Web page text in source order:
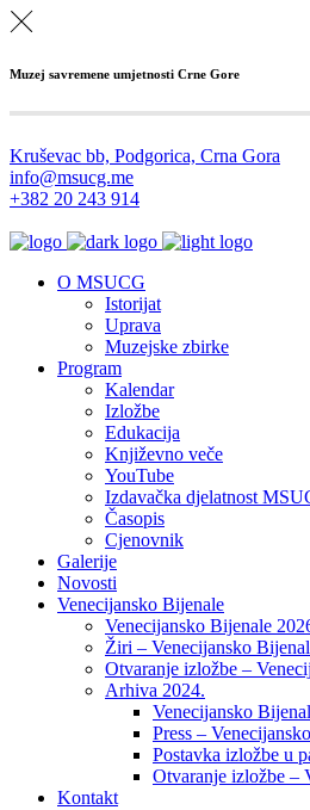
Muzej savremene umjetnosti Crne Gore
Kruševac bb, Podgorica, Crna Gora
info@msucg.me
+382 20 243 914
O MSUCG
Istorijat
Uprava
Muzejske zbirke
Program
Kalendar
Izložbe
Edukacija
Književno veče
YouTube
Izdavačka djelatnost
Časopis
Cjenovnik
Galerije
Novosti
Venecijansko Bijenale
Venecijansko Bijenale
Žiri – Venecijansko
Otvaranje izložbe –
Arhiva 2024.
Venecijansko
Press –
Postavka izložbe u
Otvaranje izložbe –
Kontakt